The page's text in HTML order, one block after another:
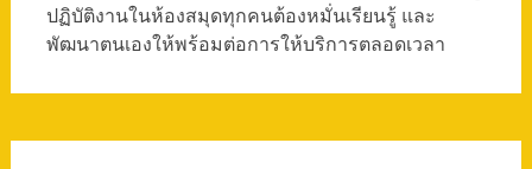
ปฏิบัติงานในห้องสมุดทุกคนต้องหมั่นเรียนรู้ และ
พัฒนาตนเองให้พร้อมต่อการให้บริการตลอดเวลา